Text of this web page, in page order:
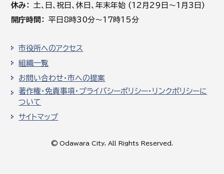
休み
土､日､祝日、休日、年末年始 (12月29日～1月3日)
開庁時間
平日8時30分～17時15分
市役所へのアクセス
組織一覧
お問い合わせ・市への提案
著作権・免責事項・プライバシーポリシー・リンクポリシーに
ついて
サイトマップ
© Odawara City, All Rights Reserved.